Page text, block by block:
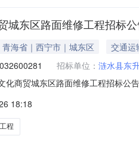
城东区路面维修工程招标
青海省｜西宁市｜城东区 交通运
招标单位： 涟水县东
化商贸城东区路面维修工程招标公
贸城东区路面维修工程，沥清道路
18:18
程